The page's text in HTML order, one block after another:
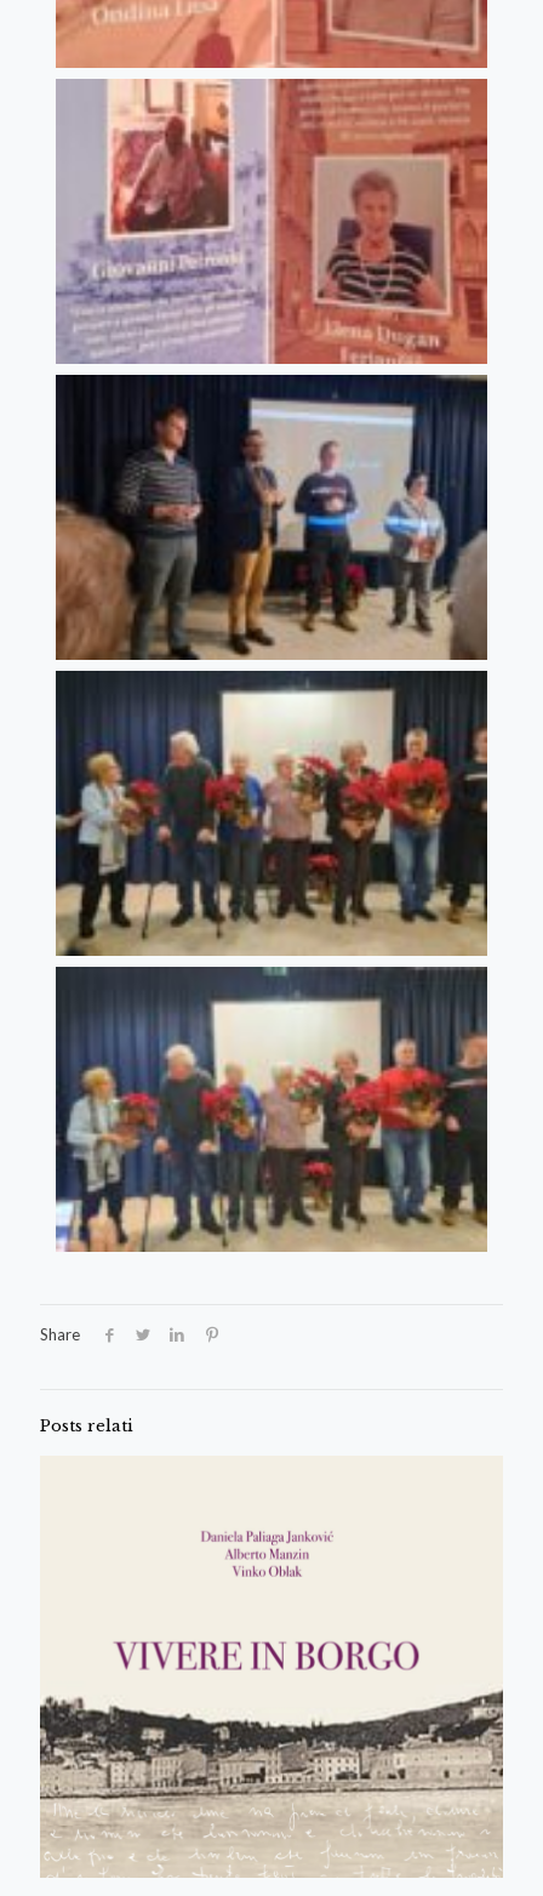
Share
Posts relati